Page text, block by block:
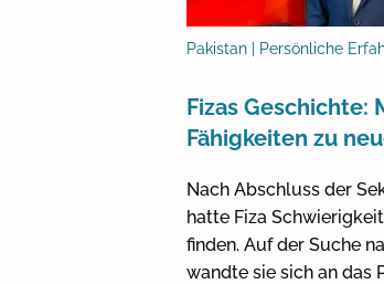
Pakistan | Persönliche
Fizas Geschichte:
Fähigkeiten zu
Nach Abschluss der
hatte Fiza
finden. Auf der Suche
wandte sie sich an das